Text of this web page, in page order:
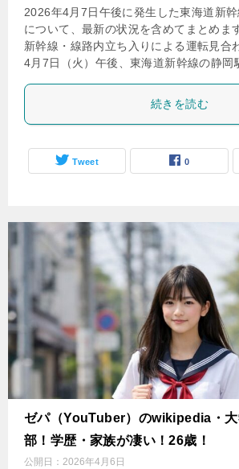
2026年4月7日午後に発生した東海道新
について、最新の状況を含めてまとめま
新幹線・線路内立ち入りによる運転見合
4月7日（火）午後、東海道新幹線の静
続きを読む
Tweet 0
ゼパ（YouTuber）のwikipedia・大
部！学歴・家族が凄い！26歳！
公開日： 2026年4月6日